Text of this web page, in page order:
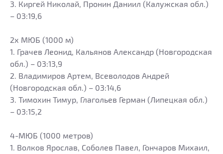
3. Киргей Николай, Пронин Даниил (Калужская обл.)
– 03:19,6
2х МЮБ (1000 м)
1. Грачев Леонид, Кальянов Александр (Новгородская
обл.) – 03:13,9
2. Владимиров Артем, Всеволодов Андрей
(Новгородская обл.) – 03:14,6
3. Тимохин Тимур, Глагольев Герман (Липецкая обл.)
– 03:15,2
4-МЮБ (1000 метров)
1. Волков Ярослав, Соболев Павел, Гончаров Михаил,